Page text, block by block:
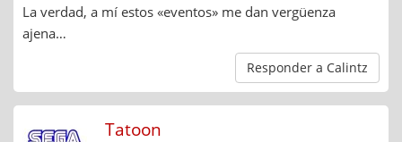
La verdad, a mí estos «eventos» me dan vergüenza
ajena…
Responder a Calintz
Tatoon